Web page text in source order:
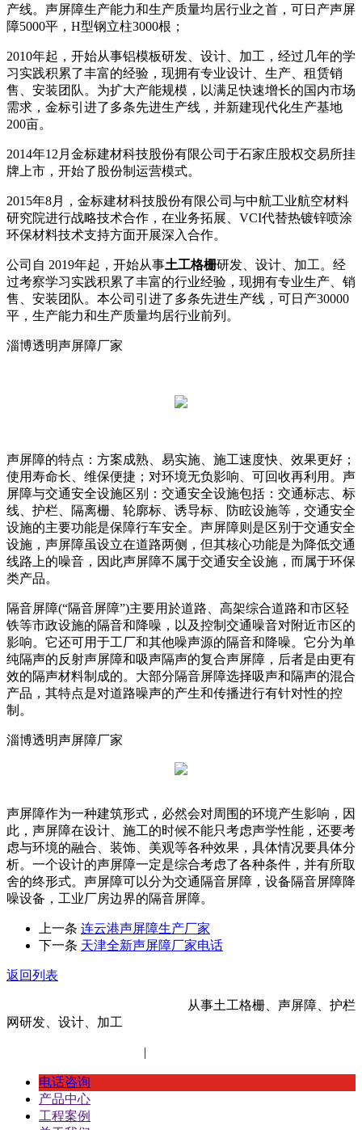
产线。声屏障生产能力和生产质量均居行业之首，可日产声屏
障5000平，H型钢立柱3000根；
2010年起，开始从事铝模板研发、设计、加工，经过几年的学
习实践积累了丰富的经验，现拥有专业设计、生产、租赁销
售、安装团队。为扩大产能规模，以满足快速增长的国内市场
需求，金标引进了多条先进生产线，并新建现代化生产基地
200亩。
2014年12月金标建材科技股份有限公司于石家庄股权交易所挂
牌上市，开始了股份制运营模式。
2015年8月，金标建材科技股份有限公司与中航工业航空材料
研究院进行战略技术合作，在业务拓展、VCI代替热镀锌喷涂
环保材料技术支持方面开展深入合作。
公司自 2019年起，开始从事土工格栅研发、设计、加工。经
过考察学习实践积累了丰富的行业经验，现拥有专业生产、销
售、安装团队。本公司引进了多条先进生产线，可日产30000
平，生产能力和生产质量均居行业前列。
淄博透明声屏障厂家
声屏障的特点：方案成熟、易实施、施工速度快、效果更好；
使用寿命长、维保便捷；对环境无负影响、可回收再利用。声
屏障与交通安全设施区别：交通安全设施包括：交通标志、标
线、护栏、隔离栅、轮廓标、诱导标、防眩设施等，交通安全
设施的主要功能是保障行车安全。声屏障则是区别于交通安全
设施，声屏障虽设立在道路两侧，但其核心功能是为降低交通
线路上的噪音，因此声屏障不属于交通安全设施，而属于环保
类产品。
隔音屏障(“隔音屏障”)主要用於道路、高架综合道路和市区轻
铁等市政设施的隔音和降噪，以及控制交通噪音对附近市区的
影响。它还可用于工厂和其他噪声源的隔音和降噪。它分为单
纯隔声的反射声屏障和吸声隔声的复合声屏障，后者是由更有
效的隔声材料制成的。大部分隔音屏障选择吸声和隔声的混合
产品，其特点是对道路噪声的产生和传播进行有针对性的控
制。
淄博透明声屏障厂家
声屏障作为一种建筑形式，必然会对周围的环境产生影响，因
此，声屏障在设计、施工的时候不能只考虑声学性能，还要考
虑与环境的融合、装饰、美观等各种效果，具体情况要具体分
析。一个设计的声屏障一定是综合考虑了各种条件，并有所取
舍的终形式。声屏障可以分为交通隔音屏障，设备隔音屏障降
噪设备，工业厂房边界的隔音屏障。
上一条 连云港声屏障生产厂家
下一条 天津全新声屏障厂家电话
返回列表
从事土工格栅、声屏障、护栏
网研发、设计、加工
|
电话咨询
产品中心
工程案例